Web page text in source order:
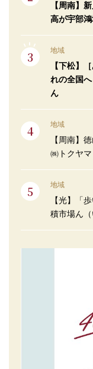
【周南】
高が宇部
地域
【下松】
れの全国
ん
地域
【周南】
㈱トクヤ
地域
【光】「
積市場ん